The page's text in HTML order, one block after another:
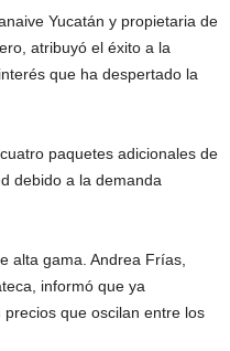
Yucatán y propietaria de
atribuyó el éxito a la
que ha despertado la
paquetes adicionales de
debido a la demanda
alta gama. Andrea Frías,
informó que ya
que oscilan entre los